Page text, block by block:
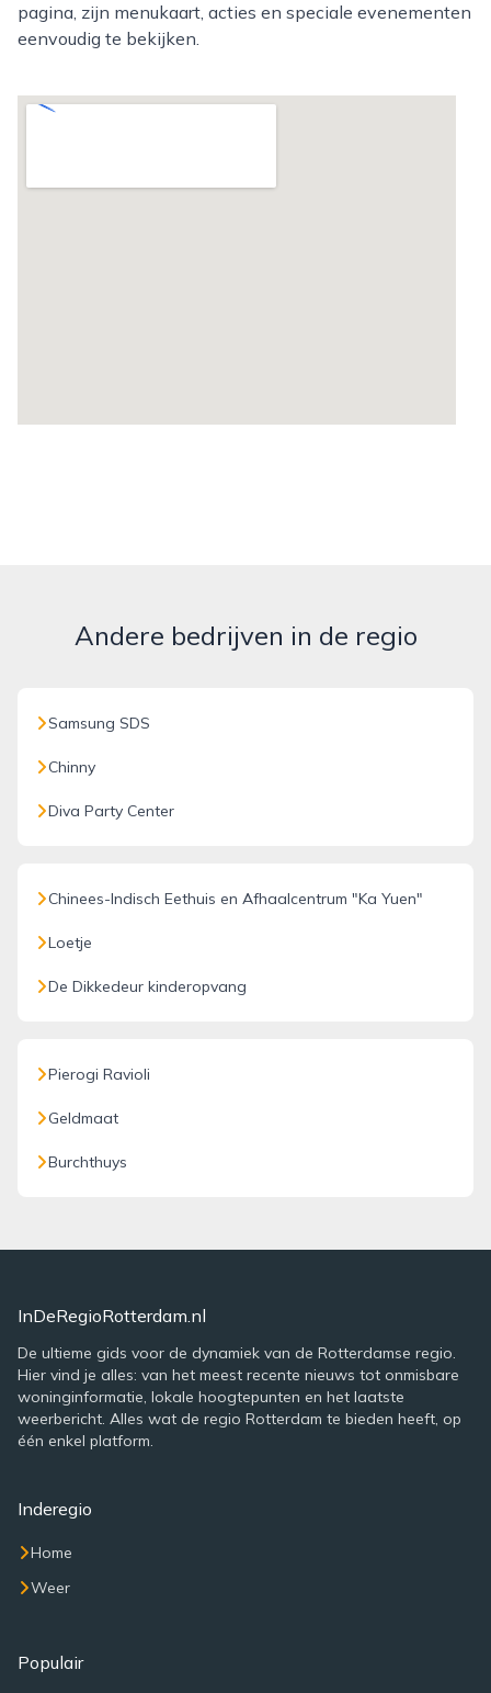
pagina, zijn menukaart, acties en speciale evenementen
eenvoudig te bekijken.
Andere bedrijven in de regio
Samsung SDS
Chinny
Diva Party Center
Chinees-Indisch Eethuis en Afhaalcentrum "Ka Yuen"
Loetje
De Dikkedeur kinderopvang
Pierogi Ravioli
Geldmaat
Burchthuys
InDeRegioRotterdam.nl
De ultieme gids voor de dynamiek van de Rotterdamse regio.
Hier vind je alles: van het meest recente nieuws tot onmisbare
woninginformatie, lokale hoogtepunten en het laatste
weerbericht. Alles wat de regio Rotterdam te bieden heeft, op
één enkel platform.
Inderegio
Home
Weer
Populair